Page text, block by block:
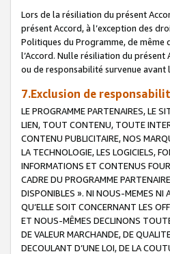
Lors de la résiliation du présent
présent Accord, à l’exception des
Politiques du Programme, de même
l’Accord. Nulle résiliation du
ou de responsabilité survenue avant
7.Exclusion de
LE PROGRAMME PARTENAIRES, LE
LIEN, TOUT CONTENU, TOUTE
CONTENU PUBLICITAIRE, NOS
LA TECHNOLOGIE, LES LOGICIELS,
INFORMATIONS ET CONTENUS
CADRE DU PROGRAMME
DISPONIBLES ». NI NOUS-MEMES NI
QU’ELLE SOIT CONCERNANT LES
ET NOUS-MÊMES DECLINONS
DE VALEUR MARCHANDE, DE
DECOULANT D’UNE LOI, DE LA